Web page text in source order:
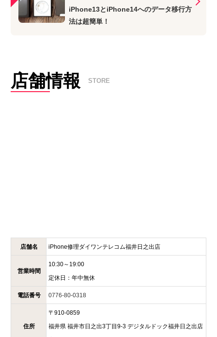
iPhone13とiPhone14へのデータ移行方
法は超簡単！
店舗情報 STORE
店舗名 iPhone修理ダイワンテレコム福井日之出店
営業時間
10:30～19:00
定休日： 年中無休
電話番号 0776-80-0318
住所
〒 910-0859
福井県 福井市日之出3丁目9-3 デジタルドック福井日之出店